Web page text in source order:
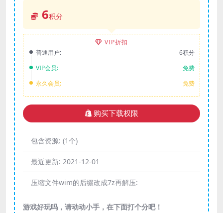
6积分
VIP折扣
普通用户:
6积分
VIP会员:
免费
永久会员:
免费
购买下载权限
包含资源: (1个)
最近更新: 2021-12-01
压缩文件wim的后缀改成7z再解压:
游戏好玩吗，请动动小手，在下面打个分吧！